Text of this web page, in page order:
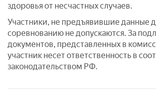
здоровья от несчастных случаев.
Участники, не предъявившие данные
соревнованию не допускаются. За
документов, представленных в
участник несет ответственность в
законодательством РФ.